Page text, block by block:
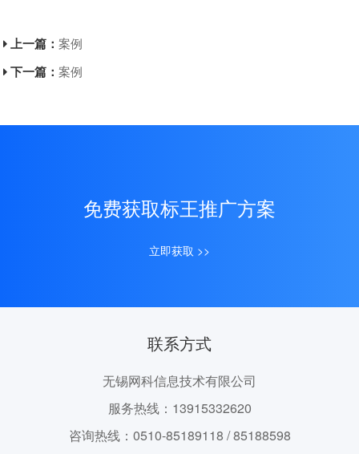
上一篇：案例
下一篇：案例
免费获取标王推广方案
立即获取 >>
联系方式
无锡网科信息技术有限公司
服务热线：13915332620
咨询热线：0510-85189118 / 85188598